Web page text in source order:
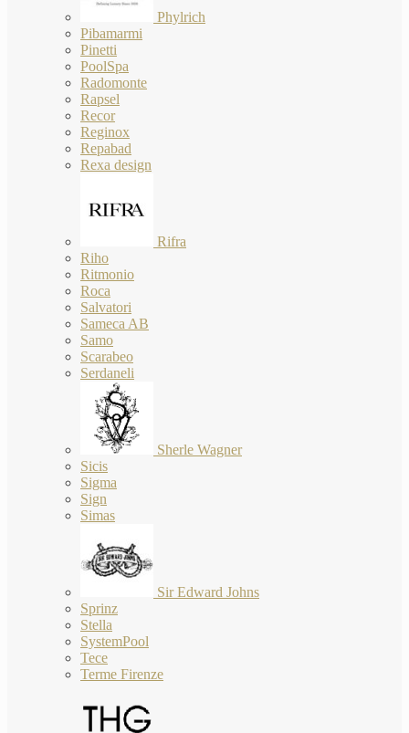
Phylrich
Pibamarmi
Pinetti
PoolSpa
Radomonte
Rapsel
Recor
Reginox
Repabad
Rexa design
Rifra
Riho
Ritmonio
Roca
Salvatori
Sameca AB
Samo
Scarabeo
Serdaneli
Sherle Wagner
Sicis
Sigma
Sign
Simas
Sir Edward Johns
Sprinz
Stella
SystemPool
Tece
Terme Firenze